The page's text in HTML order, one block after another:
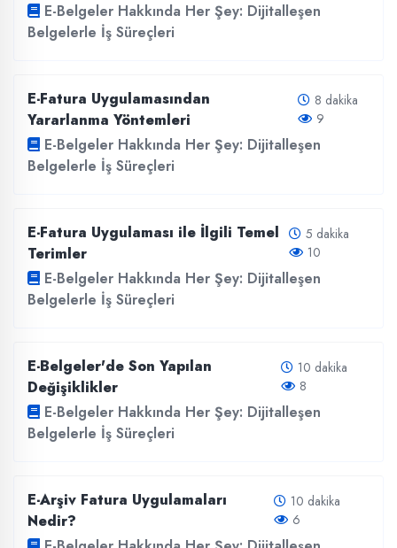
E-Belgeler Hakkında Her Şey: Dijitalleşen
Belgelerle İş Süreçleri
E-Fatura Uygulamasından
Yararlanma Yöntemleri
8 dakika
9
E-Belgeler Hakkında Her Şey: Dijitalleşen
Belgelerle İş Süreçleri
E-Fatura Uygulaması ile İlgili Temel
Terimler
5 dakika
10
E-Belgeler Hakkında Her Şey: Dijitalleşen
Belgelerle İş Süreçleri
E-Belgeler'de Son Yapılan
Değişiklikler
10 dakika
8
E-Belgeler Hakkında Her Şey: Dijitalleşen
Belgelerle İş Süreçleri
E-Arşiv Fatura Uygulamaları
Nedir?
10 dakika
6